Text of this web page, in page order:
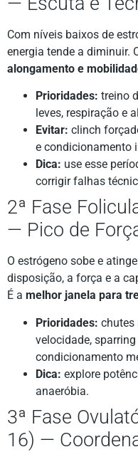
Com níveis baixos de
energia tende a diminuir.
alongamento e
Prioridades: treino
leves, respiração e
Evitar: clinch
e condicionamento
Dica: use esse
corrigir falhas
2ª Fase
— Pico de
O estrógeno sobe e
disposição, a força e a
É a melhor janela para
Prioridades: chutes
velocidade,
condicionamento
Dica: explore
anaeróbia.
3ª Fase
16) —